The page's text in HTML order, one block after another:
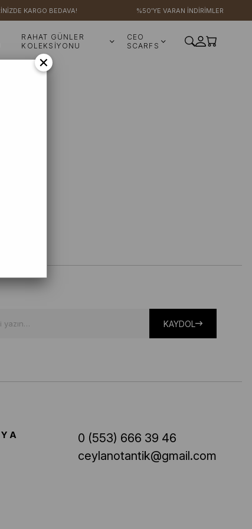
KARGO BEDAVA! %50'YE VARAN İNDİRİMLER
RAHAT GÜNLER
KOLEKSİYONU
CEO
SCARFS
KAYDOL
0 (553) 666 39 46
ceylanotantik@gmail.com
×